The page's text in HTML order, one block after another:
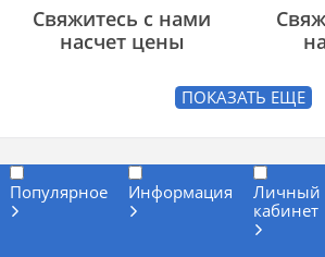
Свяжитесь с нами
насчет цены
ПОКАЗАТЬ ЕЩЕ
Популярное Информация
Личный
кабинет